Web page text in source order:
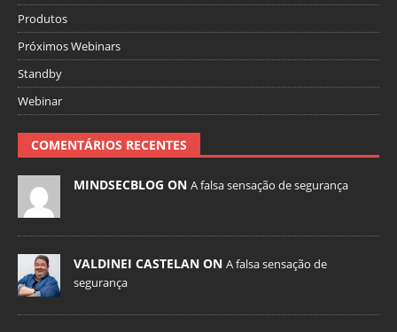
Produtos
Próximos Webinars
Standby
Webinar
COMENTÁRIOS RECENTES
MINDSECBLOG ON A falsa sensação de segurança
VALDINEI CASTELAN ON A falsa sensação de
segurança